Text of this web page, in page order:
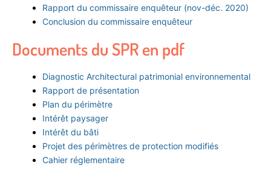
Rapport du commissaire enquêteur (nov-déc. 2020)
Conclusion du commissaire enquêteur
Documents du SPR en pdf
Diagnostic Architectural patrimonial environnemental
Rapport de présentation
Plan du périmètre
Intérêt paysager
Intérêt du bâti
Projet des périmètres de protection modifiés
Cahier réglementaire